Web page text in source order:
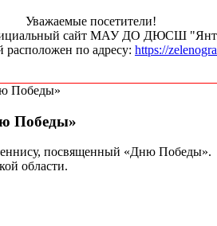
Уважаемые посетители!
сайт МАУ ДО ДЮСШ
расположен по адресу: https://
Победы»
Победы»
посвященный «Дню Победы».
области.